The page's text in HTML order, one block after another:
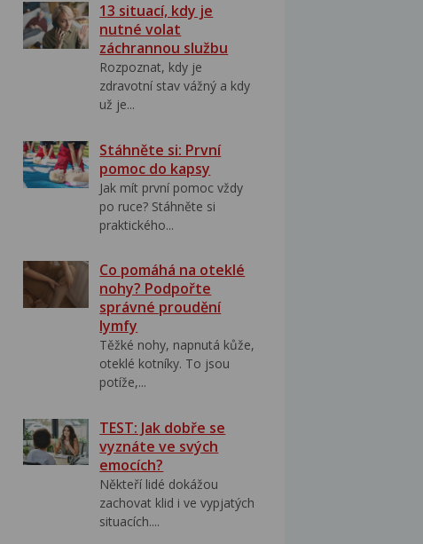
13 situací, kdy je
nutné volat
záchrannou službu
Rozpoznat, kdy je
zdravotní stav vážný a kdy
už je...
Stáhněte si: První
pomoc do kapsy
Jak mít první pomoc vždy
po ruce? Stáhněte si
praktického...
Co pomáhá na oteklé
nohy? Podpořte
správné proudění
lymfy
Těžké nohy, napnutá kůže,
oteklé kotníky. To jsou
potíže,...
TEST: Jak dobře se
vyznáte ve svých
emocích?
Někteří lidé dokážou
zachovat klid i ve vypjatých
situacích....